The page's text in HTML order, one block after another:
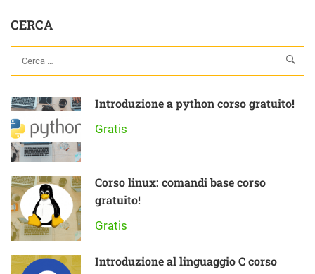
CERCA
Introduzione a python corso gratuito!
Gratis
Corso linux: comandi base corso
gratuito!
Gratis
Introduzione al linguaggio C corso